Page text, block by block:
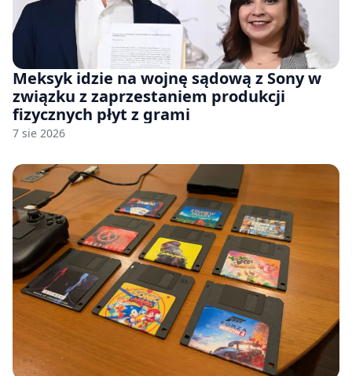
Meksyk idzie na wojnę sądową z Sony w
związku z zaprzestaniem produkcji
fizycznych płyt z grami
7 sie 2026